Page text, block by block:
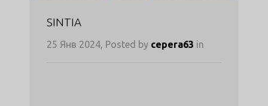
SINTIA
25 Янв 2024, Posted by cepera63 in